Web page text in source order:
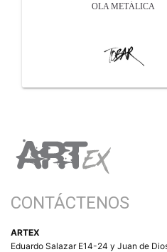
OLA METÁLICA
CONTÁCTENOS
ARTEX
Eduardo Salazar E14-24 y Juan de